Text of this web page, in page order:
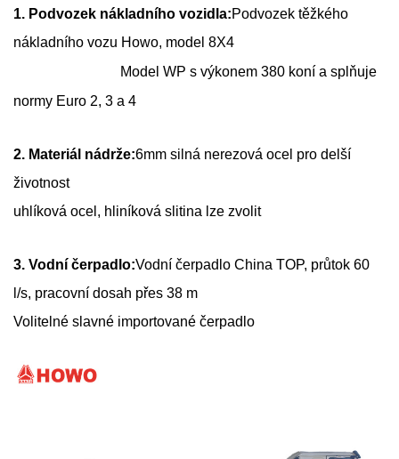
1. Podvozek nákladního vozidla:Podvozek těžkého
nákladního vozu Howo, model 8X4
Model WP s výkonem 380 koní a splňuje
normy Euro 2, 3 a 4
2. Materiál nádrže:6mm silná nerezová ocel pro delší
životnost
uhlíková ocel, hliníková slitina lze zvolit
3. Vodní čerpadlo:Vodní čerpadlo China TOP, průtok 60
l/s, pracovní dosah přes 38 m
Volitelné slavné importované čerpadlo